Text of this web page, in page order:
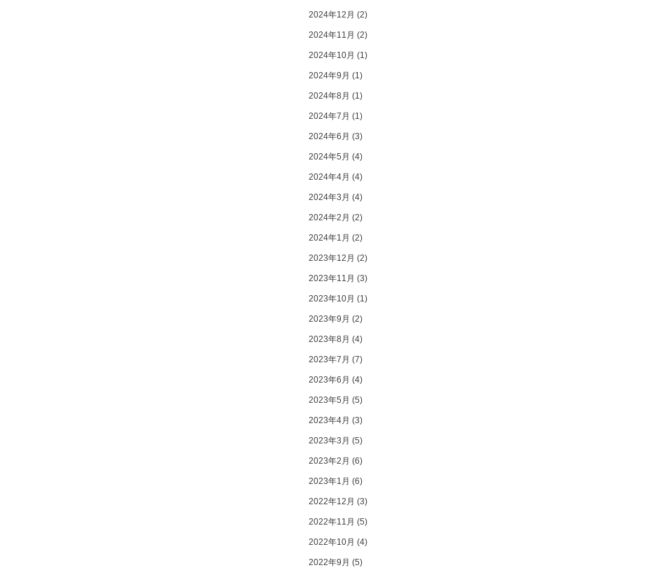
2024年12月 (2)
2024年11月 (2)
2024年10月 (1)
2024年9月 (1)
2024年8月 (1)
2024年7月 (1)
2024年6月 (3)
2024年5月 (4)
2024年4月 (4)
2024年3月 (4)
2024年2月 (2)
2024年1月 (2)
2023年12月 (2)
2023年11月 (3)
2023年10月 (1)
2023年9月 (2)
2023年8月 (4)
2023年7月 (7)
2023年6月 (4)
2023年5月 (5)
2023年4月 (3)
2023年3月 (5)
2023年2月 (6)
2023年1月 (6)
2022年12月 (3)
2022年11月 (5)
2022年10月 (4)
2022年9月 (5)